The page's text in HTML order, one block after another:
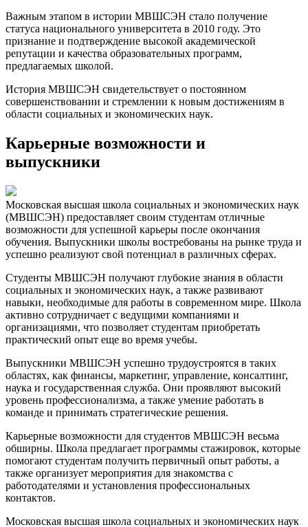
Важным этапом в истории МВШСЭН стало получение
статуса национального университета в 2010 году.​ Это
признание и подтверждение высокой академической
репутации и качества образовательных программ,
предлагаемых школой.
История МВШСЭН свидетельствует о постоянном
совершенствовании и стремлении к новым достижениям в
области социальных и экономических наук.
Карьерные возможности и
выпускники
Московская высшая школа социальных и экономических наук
(МВШСЭН) предоставляет своим студентам отличные
возможности для успешной карьеры после окончания
обучения.​ Выпускники школы востребованы на рынке труда и
успешно реализуют свой потенциал в различных сферах.​
Студенты МВШСЭН получают глубокие знания в области
социальных и экономических наук, а также развивают
навыки, необходимые для работы в современном мире.​ Школа
активно сотрудничает с ведущими компаниями и
организациями, что позволяет студентам приобретать
практический опыт еще во время учебы.​
Выпускники МВШСЭН успешно трудоустроятся в таких
областях, как финансы, маркетинг, управление, консалтинг,
наука и государственная служба.​ Они проявляют высокий
уровень профессионализма, а также умение работать в
команде и принимать стратегические решения.​
Карьерные возможности для студентов МВШСЭН весьма
обширны.​ Школа предлагает программы стажировок, которые
помогают студентам получить первичный опыт работы, а
также организует мероприятия для знакомства с
работодателями и установления профессиональных
контактов.​
Московская высшая школа социальных и экономических наук